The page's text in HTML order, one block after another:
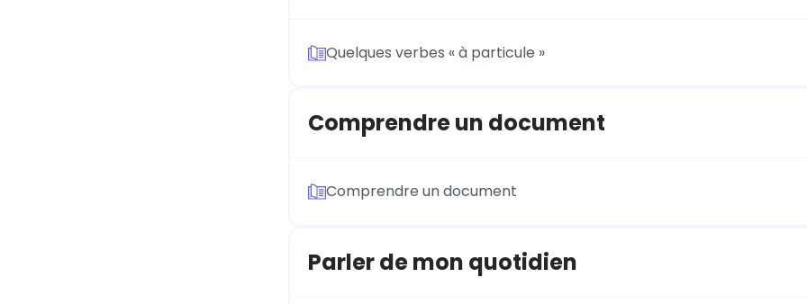
Quelques verbes « à particule »
Comprendre un document
Comprendre un document
Parler de mon quotidien